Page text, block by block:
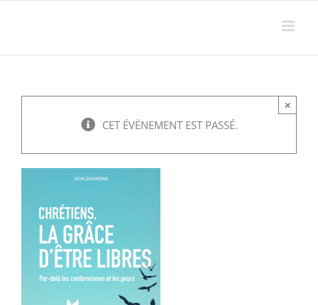
contenu
CET ÉVÈNEMENT EST PASSÉ.
×